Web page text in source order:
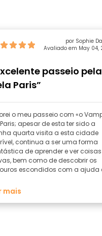
por Sophie
Avaliado em May 04,
passeio pela
Paris”
o meu passeio com «o
apesar de esta ter sido a
quarta visita a esta cidade
continua a ser uma forma
de aprender e ver coisas
bem como de descobrir os
escondidos com a ajuda
e diverti-me imenso;
mais